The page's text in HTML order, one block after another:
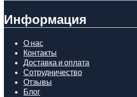
Информация
О нас
Контакты
Доставка и оплата
Сотрудничество
Отзывы
Блог